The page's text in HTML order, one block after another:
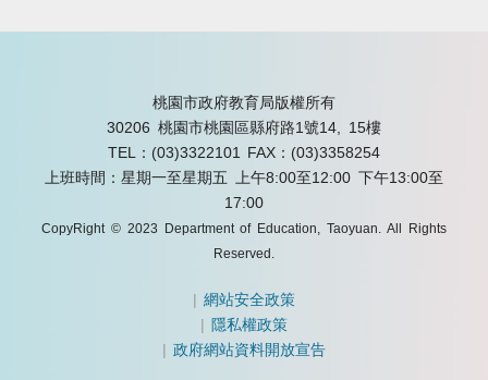
桃園市政府教育局版權所有
30206 桃園市桃園區縣府路1號14, 15樓
TEL：(03)3322101
FAX：(03)3358254
上班時間：星期一至星期五 上午8:00至12:00 下午13:00至
17:00
CopyRight © 2023 Department of Education, Taoyuan. All Rights
Reserved.
|網站安全政策
| 隱私權政策
|政府網站資料開放宣告